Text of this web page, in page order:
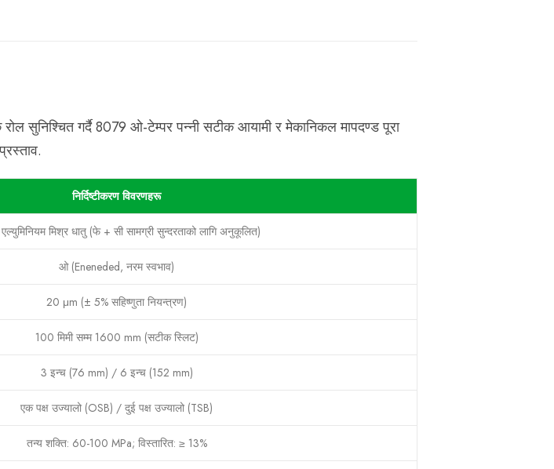
रोल सुनिश्चित गर्दै 8079 ओ-टेम्पर पन्नी सटीक आयामी र मेकानिकल मापदण्ड पूरा
निर्दिष्टीकरण विवरणहरू
मिश्र धातु (फे + सी सामग्री सुन्दरताको लागि अनुकूलित)
ओ (Eneneded, नरम स्वभाव)
20 μm (± 5% सहिष्णुता नियन्त्रण)
100 मिमी सम्म 1600 mm (सटीक स्लिट)
3 इन्च (76 mm) / 6 इन्च (152 mm)
एक पक्ष उज्यालो (OSB) / दुई पक्ष उज्यालो (TSB)
तन्य शक्ति: 60-100 MPa; विस्तारित: ≥ 13%